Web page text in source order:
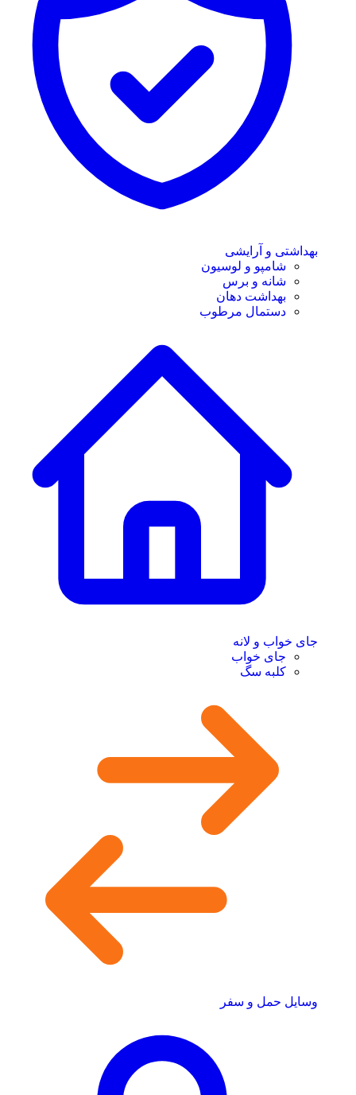
بهداشتی و آرایشی
شامپو و لوسیون
شانه و برس
بهداشت دهان
دستمال مرطوب
جای خواب و لانه
جای خواب
کلبه سگ
وسایل حمل و سفر